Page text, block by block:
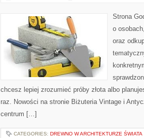
Strona
o
oraz
chcesz lepiej zrozumieć próby złota albo
raz. Nowości na stronie Biżuteria Vintage i
centrum […]
CATEGORIES: DREWNO W ARCHITEKTURZE ŚWIATA